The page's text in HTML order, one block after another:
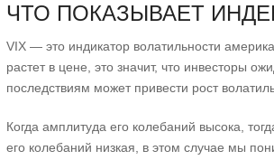
ЧТО ПОКАЗЫВАЕТ
VIX — это индикатор волатильности
растет в цене, это значит, что инвесторы
последствиям может привести рост
Когда амплитуда его колебаний высока,
его колебаний низкая, в этом случае мы